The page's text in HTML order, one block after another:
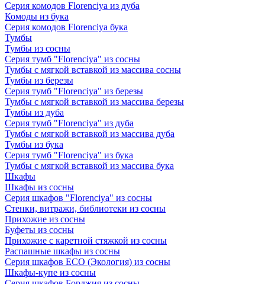
Серия комодов Florenciya из дуба
Комоды из бука
Серия комодов Florenciya бука
Тумбы
Тумбы из сосны
Серия тумб "Florenciya" из сосны
Тумбы с мягкой вставкой из массива сосны
Тумбы из березы
Серия тумб "Florenciya" из березы
Тумбы с мягкой вставкой из массива березы
Тумбы из дуба
Серия тумб "Florenciya" из дуба
Тумбы с мягкой вставкой из массива дуба
Тумбы из бука
Серия тумб "Florenciya" из бука
Тумбы с мягкой вставкой из массива бука
Шкафы
Шкафы из сосны
Серия шкафов "Florenciya" из сосны
Стенки, витражи, библиотеки из сосны
Прихожие из сосны
Буфеты из сосны
Прихожие с каретной стяжкой из сосны
Распашные шкафы из сосны
Серия шкафов ECO (Экология) из сосны
Шкафы-купе из сосны